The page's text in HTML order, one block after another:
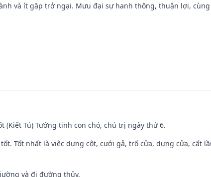
và ít gặp trở ngại. Mưu đại sự hanh thông, thuận lợi,
(Kiết Tú) Tướng tinh con chó, chủ trị ngày thứ 6.
Tốt nhất là việc dựng cột, cưới gả, trổ cửa, dựng cửa, cất
và đi đường thủy.